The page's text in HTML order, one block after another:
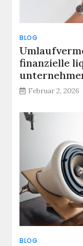
BLOG
finanzielle
Februar 2, 2026
BLOG